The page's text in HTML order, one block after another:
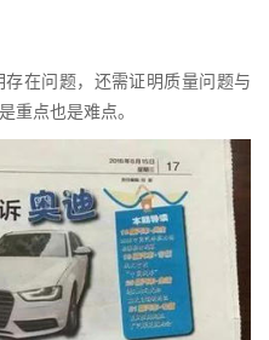
在问题，还需证明质量问题与
重点也是难点。